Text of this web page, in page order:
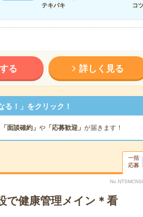
テキパキ
コ
る 詳しく見る
！」をクリック！
「面談確約」 や「応募歓迎」 が届きます！
一括
応募
で健康管理メイン＊看